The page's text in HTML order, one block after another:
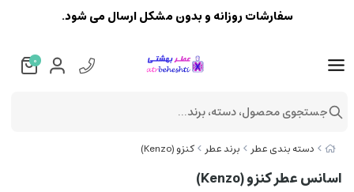
دسته بندی عطر برند عطر کنزو (Kenzo)
اسانس عطر کنزو (Kenzo)
سفارشات روزانه و بدون مشکل ارسال می شود.
0
جستجوی محصول، دسته، برند...